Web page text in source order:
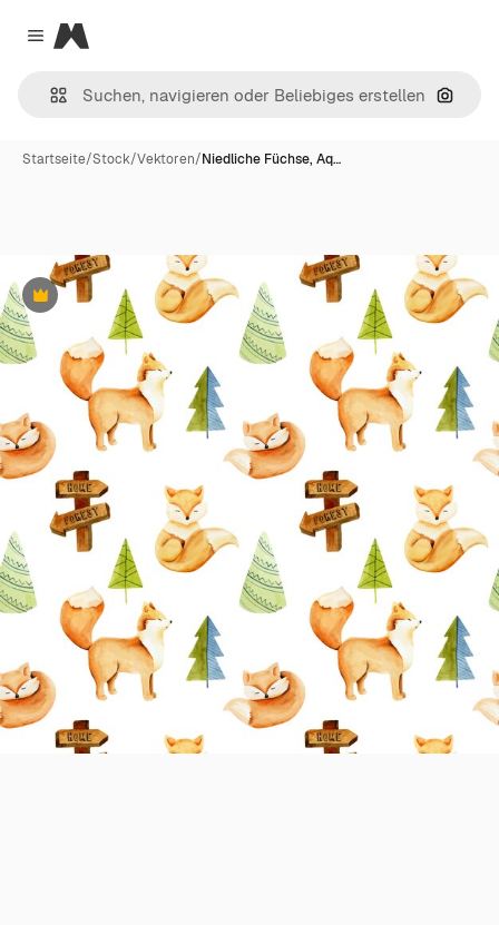
Close menu
Magnific
Nach
Startseite/Stock/Vektoren/Niedliche Füchse, Aq…
Premium